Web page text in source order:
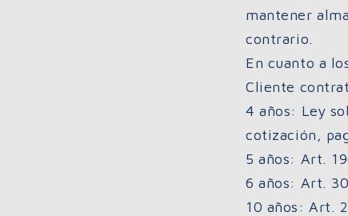
mantener
contrario.
En cuanto a
Cliente
4 años: Ley
cotización,
5 años: Art.
6 años: Art.
10 años: Art.